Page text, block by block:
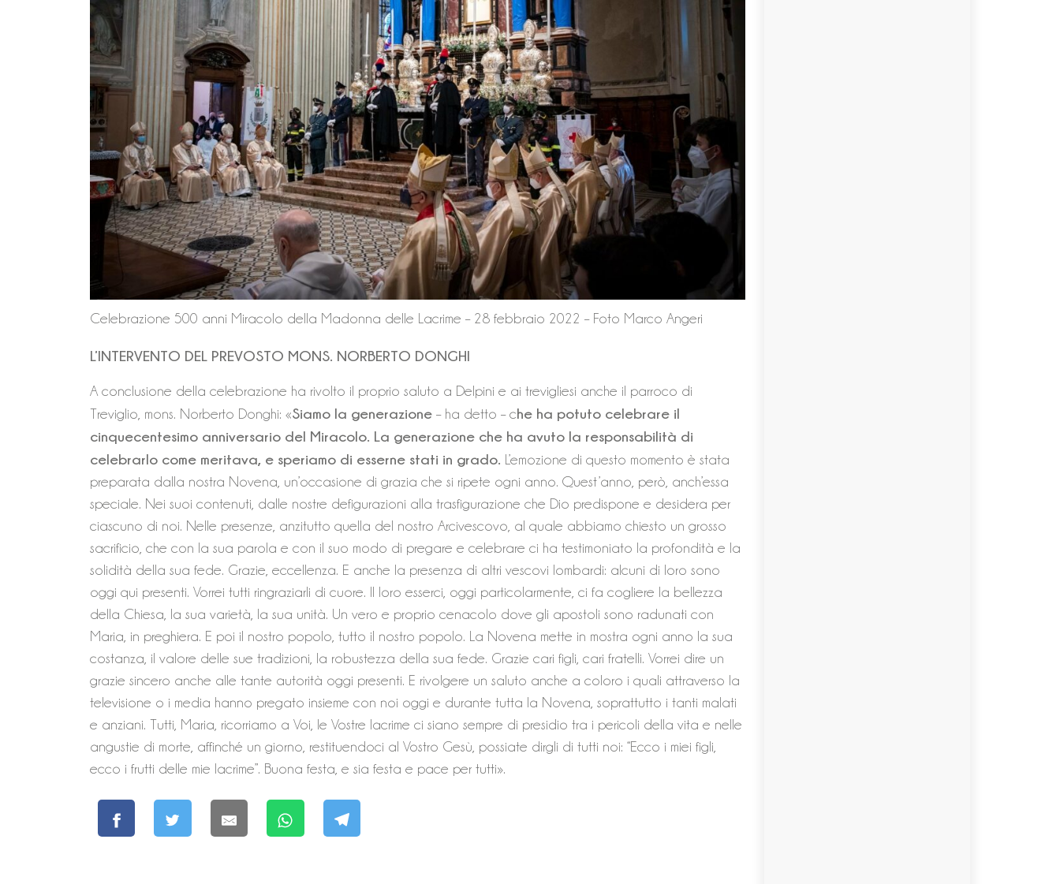
Celebrazione 500 anni Miracolo della Madonna delle Lacrime – 28 febbraio 2022 – Foto Marco Angeri
L’INTERVENTO DEL PREVOSTO MONS. NORBERTO DONGHI
A conclusione della celebrazione ha rivolto il proprio saluto a Delpini e ai trevigliesi anche il parroco di
Treviglio, mons. Norberto Donghi: «Siamo la generazione – ha detto – che ha potuto celebrare il
cinquecentesimo anniversario del Miracolo. La generazione che ha avuto la responsabilità di
celebrarlo come meritava, e speriamo di esserne stati in grado. L’emozione di questo momento è stata
preparata dalla nostra Novena, un’occasione di grazia che si ripete ogni anno. Quest’anno, però, anch’essa
speciale. Nei suoi contenuti, dalle nostre defigurazioni alla trasfigurazione che Dio predispone e desidera per
ciascuno di noi. Nelle presenze, anzitutto quella del nostro Arcivescovo, al quale abbiamo chiesto un grosso
sacrificio, che con la sua parola e con il suo modo di pregare e celebrare ci ha testimoniato la profondità e la
solidità della sua fede. Grazie, eccellenza. E anche la presenza di altri vescovi lombardi: alcuni di loro sono
oggi qui presenti. Vorrei tutti ringraziarli di cuore. Il loro esserci, oggi particolarmente, ci fa cogliere la bellezza
della Chiesa, la sua varietà, la sua unità. Un vero e proprio cenacolo dove gli apostoli sono radunati con
Maria, in preghiera. E poi il nostro popolo, tutto il nostro popolo. La Novena mette in mostra ogni anno la sua
costanza, il valore delle sue tradizioni, la robustezza della sua fede. Grazie cari figli, cari fratelli. Vorrei dire un
grazie sincero anche alle tante autorità oggi presenti. E rivolgere un saluto anche a coloro i quali attraverso la
televisione o i media hanno pregato insieme con noi oggi e durante tutta la Novena, soprattutto i tanti malati
e anziani. Tutti, Maria, ricorriamo a Voi, le Vostre lacrime ci siano sempre di presidio tra i pericoli della vita e nelle
angustie di morte, affinché un giorno, restituendoci al Vostro Gesù, possiate dirgli di tutti noi: “Ecco i miei figli,
ecco i frutti delle mie lacrime”. Buona festa, e sia festa e pace per tutti».